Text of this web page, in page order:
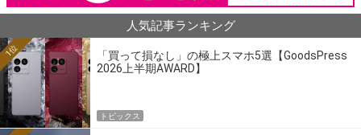
人気記事ランキング
「買って損なし」の極上スマホ5選【GoodsPress
2026上半期AWARD】
1位
トピックス